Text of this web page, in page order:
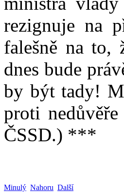
rezignuje na
falešně na to,
dnes bude
by být tady!
proti
ČSSD.) ***
Minulý Nahoru Další